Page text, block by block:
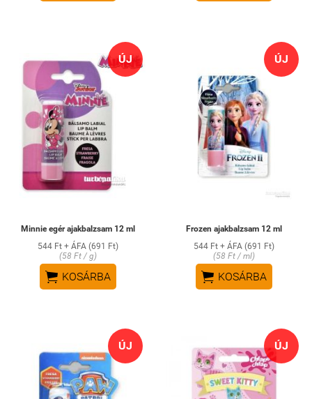
ÚJ
Minnie egér ajakbalzsam 12 ml
544 Ft + ÁFA (691 Ft)
(58 Ft / g)
 KOSÁRBA
ÚJ
Frozen ajakbalzsam 12 ml
544 Ft + ÁFA (691 Ft)
(58 Ft / ml)
 KOSÁRBA
ÚJ ÚJ